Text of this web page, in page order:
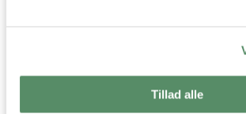
Tillad alle
Patricia